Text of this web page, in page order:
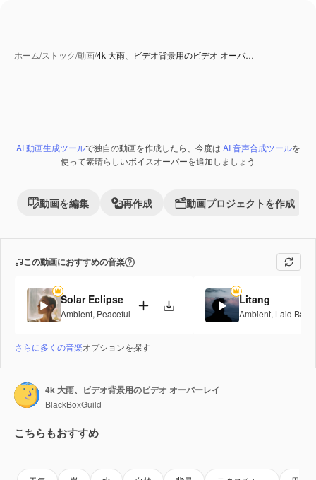
ホーム/ストック/動画/4k 大雨、ビデオ背景用のビデオ オーバ…
Premium
AI 動画生成ツールで独自の動画を作成したら、今度は AI 音声合成ツールを
使って素晴らしいボイスオーバーを追加しましょう
動画を編集 再作成 動画プロジェクトを作成
この動画におすすめの音楽
Solar Eclipse
Ambient, Peaceful
Litang
Ambient, Laid Back
さらに多くの音楽オプションを探す
4k 大雨、ビデオ背景用のビデオ オーバーレイ
BlackBoxGuild
こちらもおすすめ